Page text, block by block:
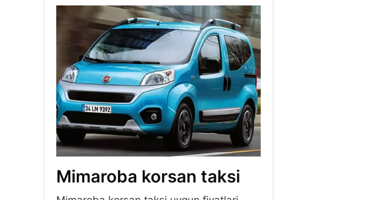
Mimaroba korsan taksi